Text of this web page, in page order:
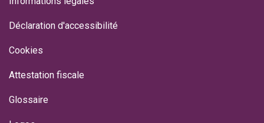
Déclaration d'accessibilité
Cookies
Attestation fiscale
Glossaire